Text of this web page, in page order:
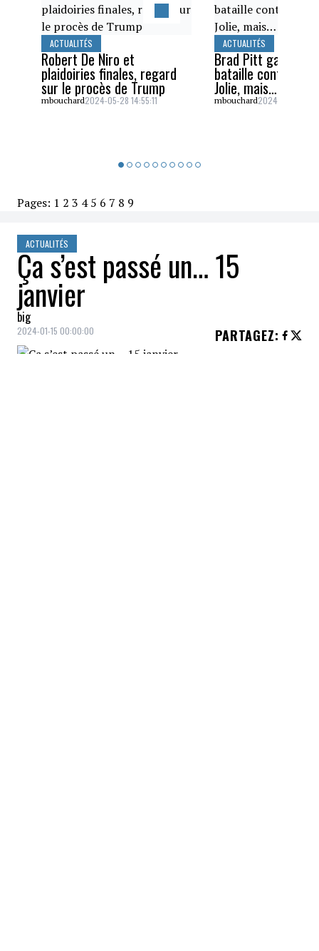
ACTUALITÉS
Robert De Niro et
plaidoiries finales, regard
sur le procès de Trump
mbouchard2024-05-28 14:55:11
ACTUALITÉS
Brad Pitt gagne
bataille contre
Jolie, mais…
mbouchard2024-05-26
Pages: 1 2 3 4 5 6 7 8 9
ACTUALITÉS
Ça s’est passé un… 15
janvier
big
2024-01-15 00:00:00 PARTAGEZ: